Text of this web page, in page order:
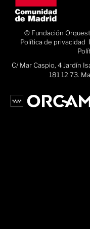
© Fundación
Política de privacidad
C/ Mar Caspio, 4 Jardín
181 12 73.